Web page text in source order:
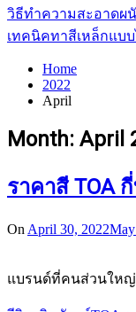
วิธีทำความสะอาดผ
เทคนิคทาสีเหล็กแบ
Home
2022
April
Month: April
ราคาสี TOA
On April 30, 2022
แบรนด์ที่คนส่วนใหญ่